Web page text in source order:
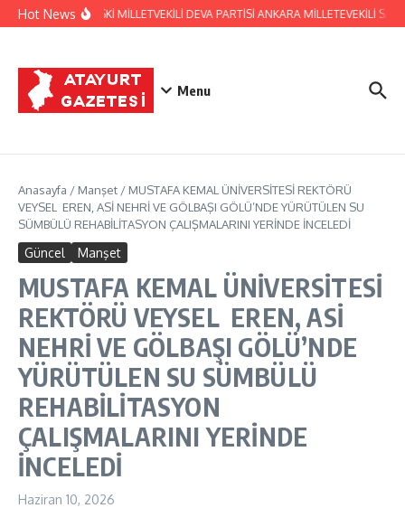
İçeriğe atla
Hot NewsHATAY ESKİ MİLLETVEKİLİ DEVA PARTİSİ ANKARA MİLLETEVEKİLİ
Menu
Anasayfa / Manşet / MUSTAFA KEMAL ÜNİVERSİTESİ REKTÖRÜ
VEYSEL EREN, ASİ NEHRİ VE GÖLBAŞI GÖLÜ’NDE YÜRÜTÜLEN SU
SÜMBÜLÜ REHABİLİTASYON ÇALIŞMALARINI YERİNDE İNCELEDİ
Güncel Manşet
MUSTAFA KEMAL ÜNİVERSİTESİ
REKTÖRÜ VEYSEL EREN, ASİ
NEHRİ VE GÖLBAŞI GÖLÜ’NDE
YÜRÜTÜLEN SU SÜMBÜLÜ
REHABİLİTASYON
ÇALIŞMALARINI YERİNDE
İNCELEDİ
Haziran 10, 2026